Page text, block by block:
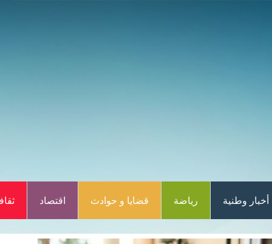
أخبار وطنية رياضة قضايا و حوادث اقتصاد